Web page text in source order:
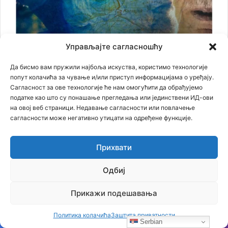
Управљајте сагласношћу
Да бисмо вам пружили најбоља искуства, користимо технологије
попут колачића за чување и/или приступ информацијама о уређају.
Сагласност за ове технологије ће нам омогућити да обрађујемо
податке као што су понашање прегледања или јединствени ИД-ови
на овој веб страници. Недавање сагласности или повлачење
сагласности може негативно утицати на одређене функције.
Прихвати
Одбиј
Прикажи подешавања
Политика колачићаЗаштита приватности
Најновији чланци
Serbian